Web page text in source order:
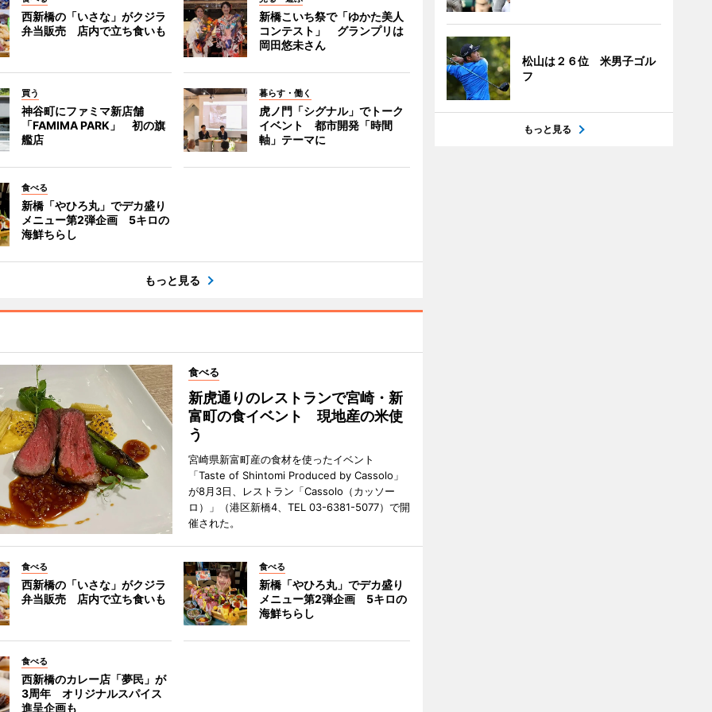
西新橋の「いさな」がクジラ
弁当販売 店内で立ち食いも
新橋こいち祭で「ゆかた美人
コンテスト」 グランプリは
岡田悠未さん
買う
神谷町にファミマ新店舗
「FAMIMA PARK」 初の旗
艦店
暮らす・働く
虎ノ門「シグナル」でトーク
イベント 都市開発「時間
軸」テーマに
食べる
新橋「やひろ丸」でデカ盛り
メニュー第2弾企画 5キロの
海鮮ちらし
もっと見る
食べる
新虎通りのレストランで宮崎・新
富町の食イベント 現地産の米使
う
宮崎県新富町産の食材を使ったイベント
「Taste of Shintomi Produced by Cassolo」
が8月3日、レストラン「Cassolo（カッソー
ロ）」（港区新橋4、TEL 03-6381-5077）で開
催された。
食べる
西新橋の「いさな」がクジラ
弁当販売 店内で立ち食いも
食べる
新橋「やひろ丸」でデカ盛り
メニュー第2弾企画 5キロの
海鮮ちらし
食べる
西新橋のカレー店「夢民」が
3周年 オリジナルスパイス
進呈企画も
松山は２６位 米男子ゴル
フ
もっと見る